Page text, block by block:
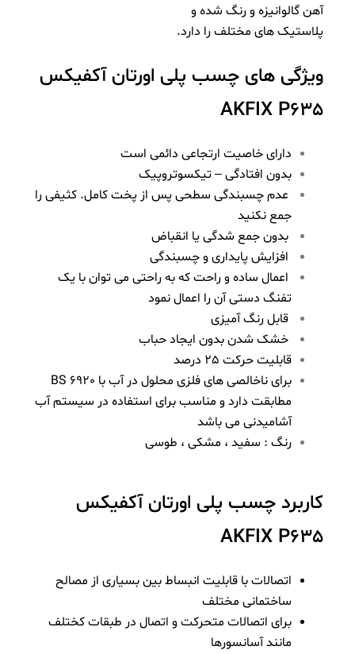
آهن گالوانیزه و رنگ شده و
پلاستیک های مختلف را دارد.
ویژگی های چسب پلی اورتان آکفیکس
AKFIX P635
دارای خاصیت ارتجاعی دائمی است
بدون افتادگی – تیکسوتروپیک
عدم چسبندگی سطحی پس از پخت کامل. کثیفی را
جمع نکنید
بدون جمع شدگی یا انقباض
افزایش پایداری و چسبندگی
اعمال ساده و راحت که به راحتی می توان با یک
تفنگ دستی آن را اعمال نمود
قابل رنگ آمیزی
خشک شدن بدون ایجاد حباب
قابلیت حرکت 25 درصد
برای ناخالصی های فلزی محلول در آب با BS 6920
مطابقت دارد و مناسب برای استفاده در سیستم آب
آشامیدنی می باشد
رنگ : سفید ، مشکی ، طوسی
کاربرد چسب پلی اورتان آکفیکس
AKFIX P635
اتصالات با قابلیت انبساط بین بسیاری از مصالح
ساختمانی مختلف
برای اتصالات متحرکت و اتصال در طبقات کختلف
مانند آسانسورها